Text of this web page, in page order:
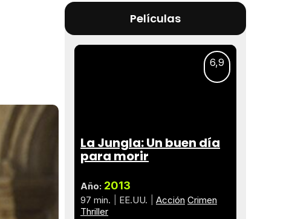
Películas
6,9
La Jungla: Un buen día
para morir
Año: 2013
97 min. EE.UU. Acción Crimen
Thriller